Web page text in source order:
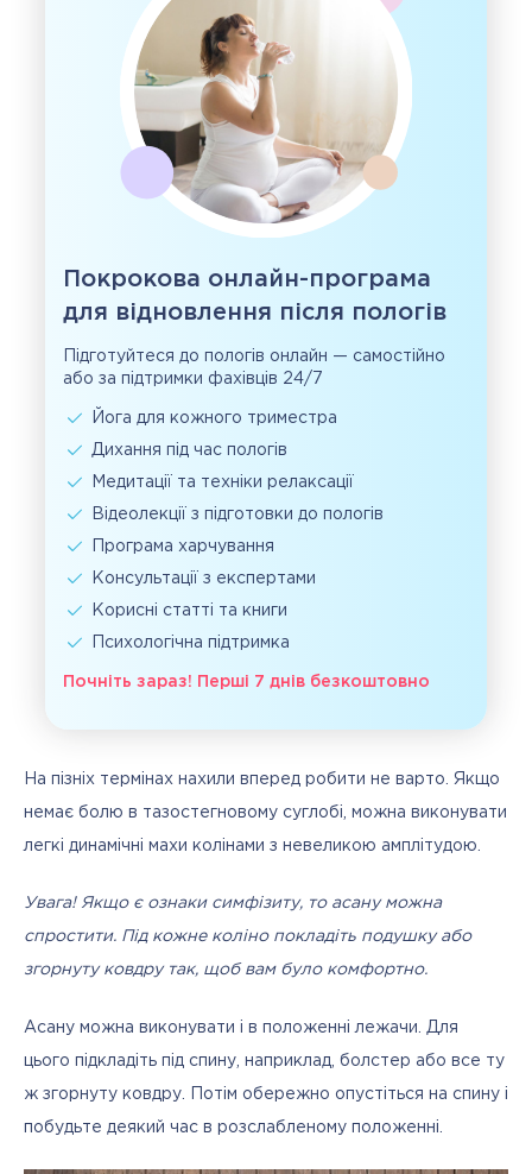
Покрокова онлайн-програма
для відновлення після пологів
Підготуйтеся до пологів онлайн — самостійно
або за підтримки фахівців 24/7
Йога для кожного триместра
Дихання під час пологів
Медитації та техніки релаксації
Відеолекції з підготовки до пологів
Програма харчування
Консультації з експертами
Корисні статті та книги
Психологічна підтримка
Почніть зараз! Перші 7 днів безкоштовно
На пізніх термінах нахили вперед робити не варто. Якщо
немає болю в тазостегновому суглобі, можна виконувати
легкі динамічні махи колінами з невеликою амплітудою.
Увага! Якщо є ознаки симфізиту, то асану можна
спростити. Під кожне коліно покладіть подушку або
згорнуту ковдру так, щоб вам було комфортно.
Асану можна виконувати і в положенні лежачи. Для
цього підкладіть під спину, наприклад, болстер або все ту
ж згорнуту ковдру. Потім обережно опустіться на спину і
побудьте деякий час в розслабленому положенні.